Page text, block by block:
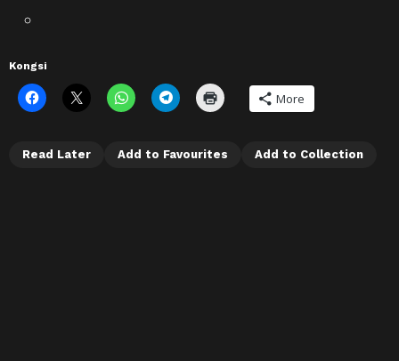
Kongsi
More
Read Later Add to Favourites Add to Collection